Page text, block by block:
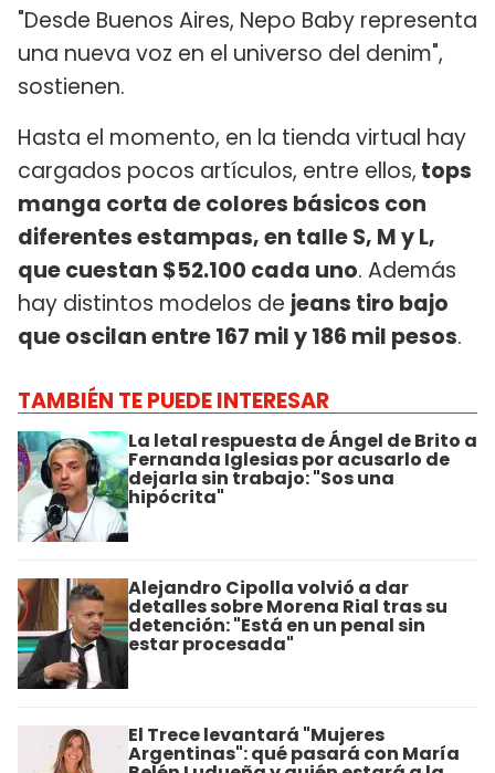
"Desde Buenos Aires, Nepo Baby representa
una nueva voz en el universo del denim",
sostienen.
Hasta el momento, en la tienda virtual hay
cargados pocos artículos, entre ellos, tops
manga corta de colores básicos con
diferentes estampas, en talle S, M y L,
que cuestan $52.100 cada uno. Además
hay distintos modelos de jeans tiro bajo
que oscilan entre 167 mil y 186 mil pesos.
TAMBIÉN TE PUEDE INTERESAR
La letal respuesta de Ángel de Brito a
Fernanda Iglesias por acusarlo de
dejarla sin trabajo: "Sos una
hipócrita"
Alejandro Cipolla volvió a dar
detalles sobre Morena Rial tras su
detención: "Está en un penal sin
estar procesada"
El Trece levantará "Mujeres
Argentinas": qué pasará con María